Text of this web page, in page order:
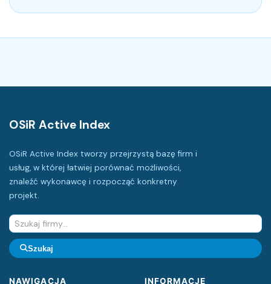
OSiR Active Index
OSiR Active Index tworzy przejrzystą bazę firm i
usług, w której łatwiej porównać możliwości,
znaleźć wykonawcę i rozpocząć konkretny
projekt.
Szukaj
NAWIGACJA INFORMACJE